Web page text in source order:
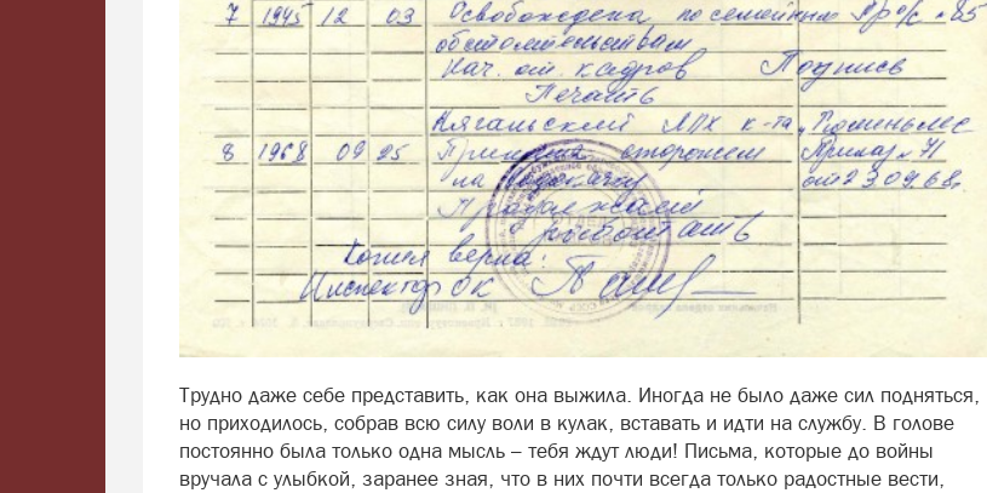
Трудно даже себе представить, как она выжила. Иногда не было даже сил подняться,
но приходилось, собрав всю силу воли в кулак, вставать и идти на службу. В голове
постоянно была только одна мысль – тебя ждут люди! Письма, которые до войны
вручала с улыбкой, заранее зная, что в них почти всегда только радостные вести,